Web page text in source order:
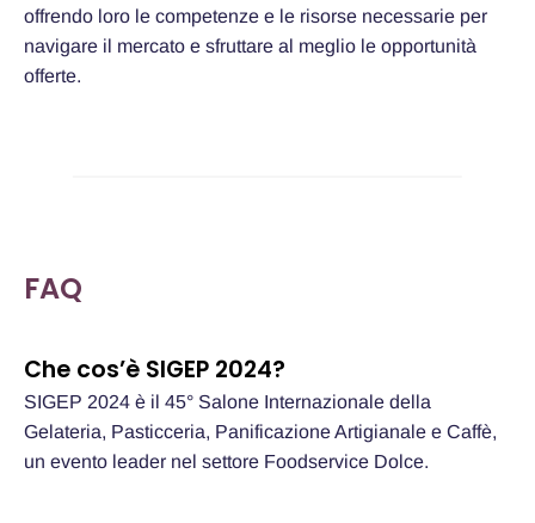
offrendo loro le competenze e le risorse necessarie per
navigare il mercato e sfruttare al meglio le opportunità
offerte.
FAQ
Che cos’è SIGEP 2024?
SIGEP 2024 è il 45° Salone Internazionale della
Gelateria, Pasticceria, Panificazione Artigianale e Caffè,
un evento leader nel settore Foodservice Dolce.